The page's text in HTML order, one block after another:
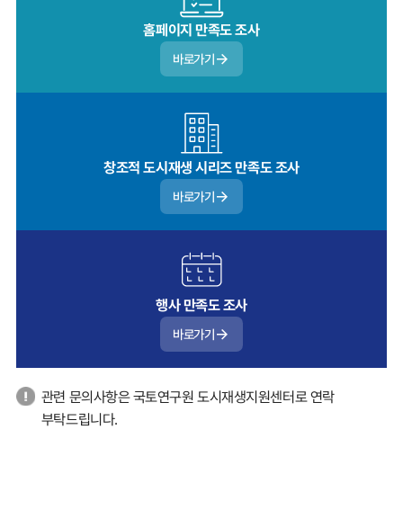
홈페이지 만족도 조사
바로가기
창조적 도시재생 시리즈 만족도 조사
바로가기
행사 만족도 조사
바로가기
관련 문의사항은 국토연구원 도시재생지원센터로 연락
부탁드립니다.